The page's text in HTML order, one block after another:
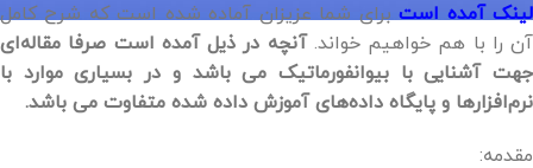
لینک آمده استبرای شما عزیزان آماده شده است که شرح کامل
آن را با هم خواهیم خواند.آنچه در ذیل آمده است صرفا مقاله‌ای
جهت آشنایی با بیوانفورماتیک می باشد و در بسیاری موارد با
نرم‌افزارها و پایگاه‌ داده‌های آموزش داده شده متفاوت می باشد.
مقدمه: